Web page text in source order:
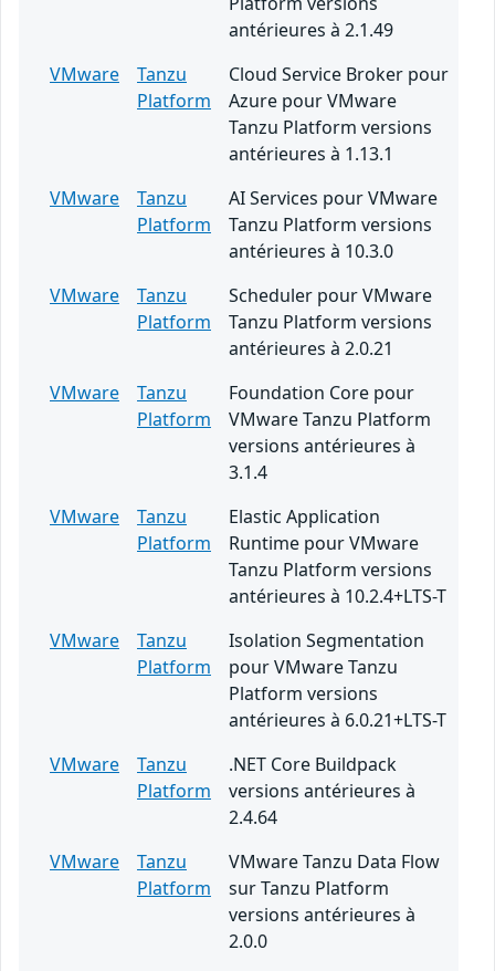
antérieures à 2.1.49
VMware
Tanzu
Platform
Cloud Service Broker pour
Azure pour VMware
Tanzu Platform versions
antérieures à 1.13.1
VMware
Tanzu
Platform
AI Services pour VMware
Tanzu Platform versions
antérieures à 10.3.0
VMware
Tanzu
Platform
Scheduler pour VMware
Tanzu Platform versions
antérieures à 2.0.21
VMware
Tanzu
Platform
Foundation Core pour
VMware Tanzu Platform
versions antérieures à
3.1.4
VMware
Tanzu
Platform
Elastic Application
Runtime pour VMware
Tanzu Platform versions
antérieures à 10.2.4+LTS-T
VMware
Tanzu
Platform
Isolation Segmentation
pour VMware Tanzu
Platform versions
antérieures à 6.0.21+LTS-T
VMware
Tanzu
Platform
.NET Core Buildpack
versions antérieures à
2.4.64
VMware
Tanzu
Platform
VMware Tanzu Data Flow
sur Tanzu Platform
versions antérieures à
2.0.0